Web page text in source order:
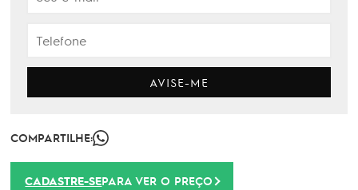
AVISE-ME
COMPARTILHE:
CADASTRE-SEPARA VER O PREÇO